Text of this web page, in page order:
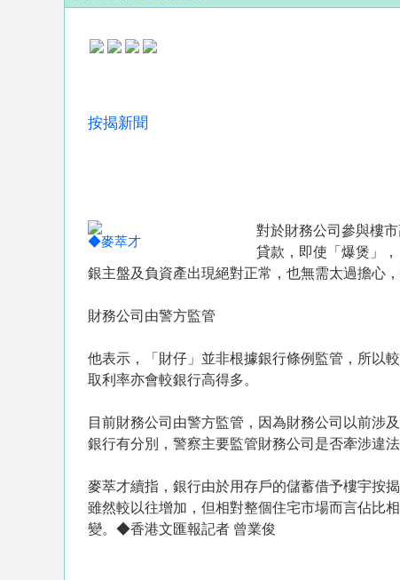
按揭新聞
◆麥萃才
對於財務公司參與樓
貸款，即使「爆煲」
銀主盤及負資產出現絕對正常，也無需太過擔心
財務公司由警方監管
他表示，「財仔」並非根據銀行條例監管，所以
取利率亦會較銀行高得多。
目前財務公司由警方監管，因為財務公司以前涉
銀行有分別，警察主要監管財務公司是否牽涉違法
麥萃才續指，銀行由於用存戶的儲蓄借予樓宇按
雖然較以往增加，但相對整個住宅市場而言佔比
變。◆香港文匯報記者 曾業俊